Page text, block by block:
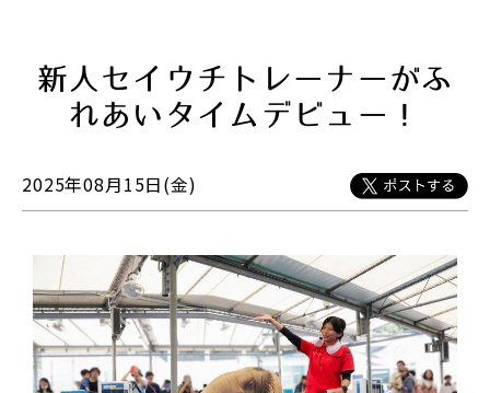
新人セイウチトレーナーがふ
れあいタイムデビュー！
2025年08月15日(金)